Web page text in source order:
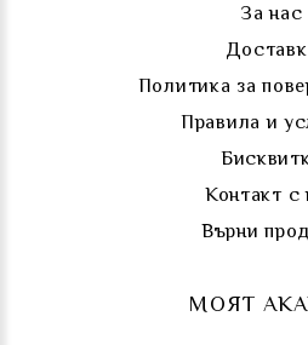
За нас
Политика за
Правила и
Контакт с
Върни
МОЯТ